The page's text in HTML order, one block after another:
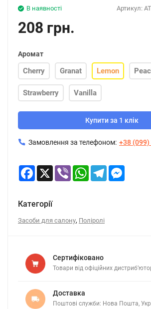
Артикул:
В наявності
208 грн.
Аромат
Cherry Granat Lemon
Strawberry Vanilla
Купити за 1 клік
Замовлення за телефоном: +38
Facebook
X Viber WhatsApp
Telegram
Категорії
Засоби для салону, Поліролі
Сертифіковано
Товари від офіційних
Доставка
Поштові служби: Нова Пошта,